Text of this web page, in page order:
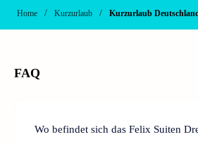
Home / Kurzurlaub / Kurzurlaub
FAQ
Wo befindet sich das Felix Suiten